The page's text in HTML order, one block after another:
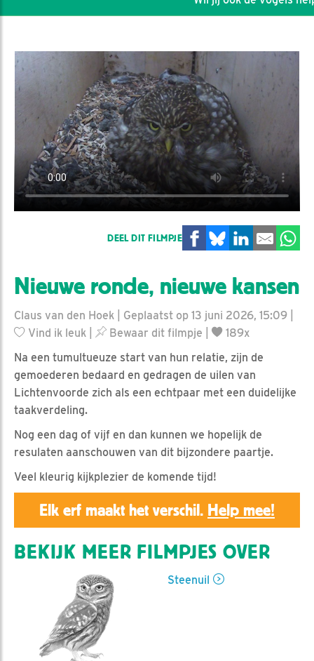
DEEL DIT FILMPJE
Nieuwe ronde, nieuwe kansen
Claus van den Hoek | Geplaatst op 13 juni 2026, 15:09 |
Vind ik leuk
Bewaar dit filmpje
189x
Na een tumultueuze start van hun relatie, zijn de
gemoederen bedaard en gedragen de uilen van
Lichtenvoorde zich als een echtpaar met een duidelijke
taakverdeling.
Nog een dag of vijf en dan kunnen we hopelijk de
resulaten aanschouwen van dit bijzondere paartje.
Veel kleurig kijkplezier de komende tijd!
Elk erf maakt het verschil. Help mee!
BEKIJK MEER FILMPJES OVER
Steenuil